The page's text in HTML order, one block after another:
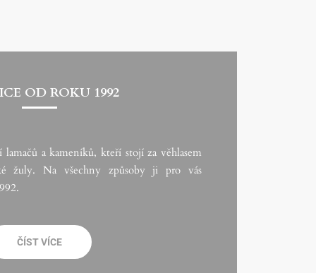
OD ROKU 1992
lamačů a kameníků, kteří stojí za věhlasem
žuly. Na všechny způsoby ji pro vás
ČÍST VÍCE